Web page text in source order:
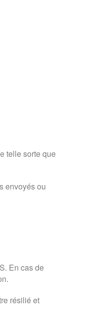
telle sorte que
envoyés ou
En cas de
résilié et